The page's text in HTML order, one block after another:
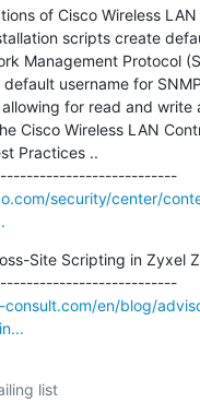
of Cisco Wireless
scripts create
Management Protocol
username for
for read and write
Cisco Wireless LAN
Practices ..
---------------------------------------------
security/center/
Site Scripting in Zyxel
---------------------------------------------
en/blog/
list